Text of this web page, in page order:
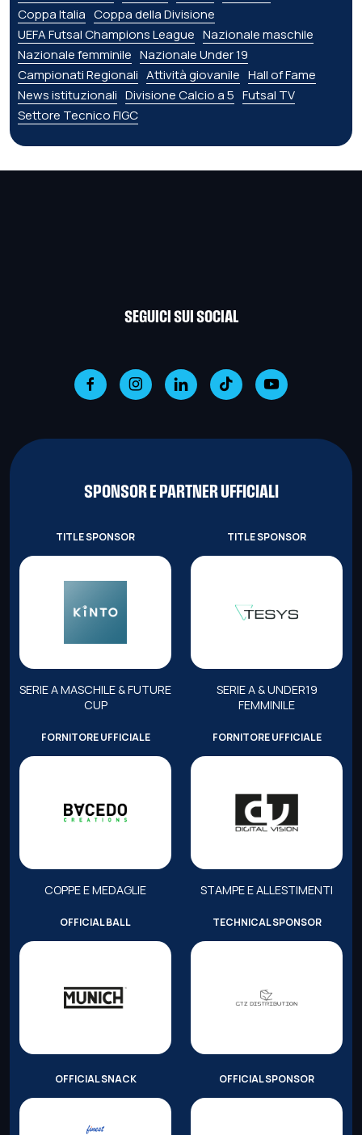
Coppa Italia Coppa della Divisione
UEFA Futsal Champions League Nazionale maschile
Nazionale femminile Nazionale Under 19
Campionati Regionali Attività giovanile Hall of Fame
News istituzionali Divisione Calcio a 5 Futsal TV
Settore Tecnico FIGC
SEGUICI SUI SOCIAL
SPONSOR E PARTNER UFFICIALI
TITLE SPONSOR
SERIE A MASCHILE & FUTURE
CUP
TITLE SPONSOR
SERIE A & UNDER19
FEMMINILE
FORNITORE UFFICIALE
COPPE E MEDAGLIE
FORNITORE UFFICIALE
STAMPE E ALLESTIMENTI
OFFICIAL BALL TECHNICAL SPONSOR
OFFICIAL SNACK OFFICIAL SPONSOR